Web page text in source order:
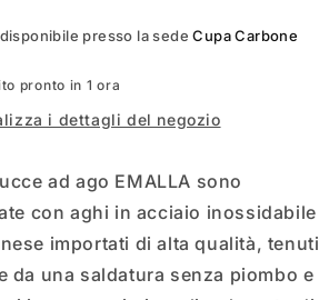
presso la sedeCupa Carbone
pronto in 1 ora
i dettagli del negozio
ad ago EMALLA sono
con aghi in acciaio inossidabile
importati di alta qualità, tenuti
da una saldatura senza piombo e